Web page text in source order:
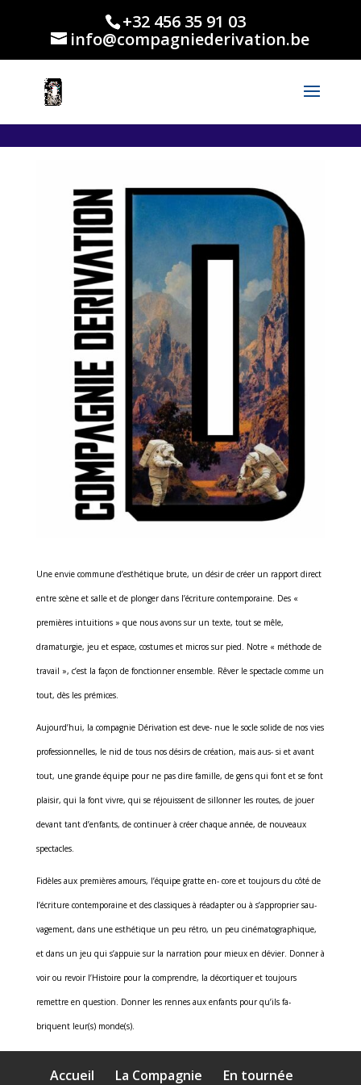
.et_header_style_centered #main-header .logo_container { height: 165px; }
+32 456 35 91 03
info@compagniederivation.be
Une envie commune d’esthétique brute, un désir de créer un rapport direct
entre scène et salle et de plonger dans l’écriture contemporaine. Des «
premières intuitions » que nous avons sur un texte, tout se mêle,
dramaturgie, jeu et espace, costumes et micros sur pied. Notre « méthode de
travail », c’est la façon de fonctionner ensemble. Rêver le spectacle comme un
tout, dès les prémices.
Aujourd’hui, la compagnie Dérivation est deve- nue le socle solide de nos vies
professionnelles, le nid de tous nos désirs de création, mais aus- si et avant
tout, une grande équipe pour ne pas dire famille, de gens qui font et se font
plaisir, qui la font vivre, qui se réjouissent de sillonner les routes, de jouer
devant tant d’enfants, de continuer à créer chaque année, de nouveaux
spectacles.
Fidèles aux premières amours, l’équipe gratte en- core et toujours du côté de
l’écriture contemporaine et des classiques à réadapter ou à s’approprier sau-
vagement, dans une esthétique un peu rétro, un peu cinématographique,
et dans un jeu qui s’appuie sur la narration pour mieux en dévier. Donner à
voir ou revoir l’Histoire pour la comprendre, la décortiquer et toujours
remettre en question. Donner les rennes aux enfants pour qu’ils fa-
briquent leur(s) monde(s).
Accueil La Compagnie En tournée